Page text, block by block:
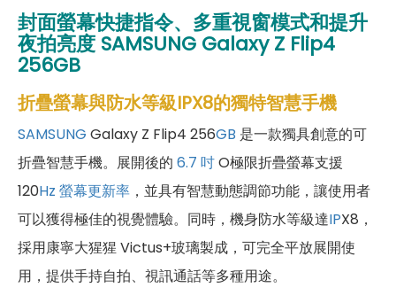
封面螢幕快捷指令、多重視窗模式和提升
夜拍亮度 SAMSUNG Galaxy Z Flip4
256GB
折疊螢幕與防水等級IPX8的獨特智慧手機
SAMSUNG Galaxy Z Flip4 256GB 是一款獨具創意的可
折疊智慧手機。展開後的 6.7 吋O極限折疊螢幕支援
120Hz 螢幕更新率 ，並具有智慧動態調節功能，讓使用者
可以獲得極佳的視覺體驗。同時，機身防水等級達IPX8，
採用康寧大猩猩 Victus+玻璃製成，可完全平放展開使
用，提供手持自拍、視訊通話等多種用途。